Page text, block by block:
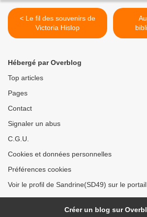
< Le fil des souvenirs de
Victoria Hislop
Hébergé par Overblog
Top articles
Pages
Contact
Signaler un abus
C.G.U.
Cookies et données personnelles
Préférences cookies
Voir le profil de Sandrine(SD49) sur le
Créer un blog sur